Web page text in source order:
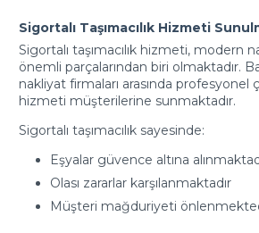
Sigortalı Taşımacılık Hizmeti
Sigortalı taşımacılık hizmeti, modern
önemli parçalarından biri olmaktadır.
nakliyat firmaları arasında profesyonel
hizmeti müşterilerine sunmaktadır.
Sigortalı taşımacılık sayesinde:
Eşyalar güvence altına
Olası zararlar karşılanmaktadır
Müşteri mağduriyeti